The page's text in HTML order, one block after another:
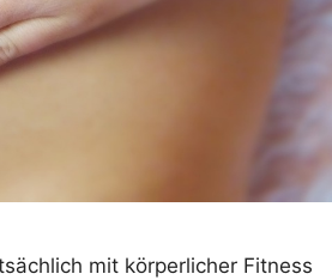
mit körperlicher Fitness